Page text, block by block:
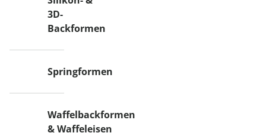
3D-
Backformen
Springformen
Waffelbackformen
& Waffeleisen